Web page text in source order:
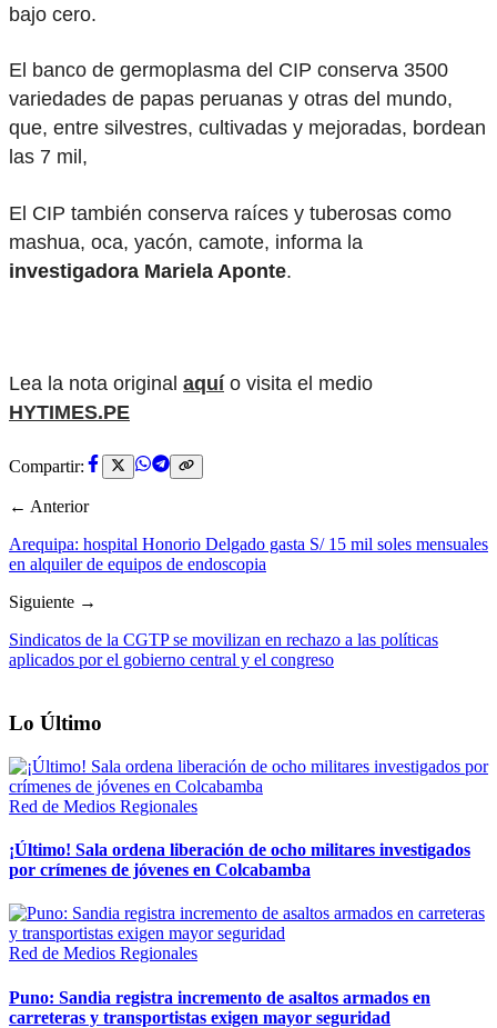
bajo cero.
El banco de germoplasma del CIP conserva 3500
variedades de papas peruanas y otras del mundo,
que, entre silvestres, cultivadas y mejoradas, bordean
las 7 mil,
El CIP también conserva raíces y tuberosas como
mashua, oca, yacón, camote, informa la
investigadora Mariela Aponte.
Lea la nota original aquí o visita el medio
HYTIMES.PE
Compartir:
← Anterior
Arequipa: hospital Honorio Delgado gasta S/ 15 mil soles mensuales
en alquiler de equipos de endoscopia
Siguiente →
Sindicatos de la CGTP se movilizan en rechazo a las políticas
aplicados por el gobierno central y el congreso
Lo Último
Red de Medios Regionales
¡Último! Sala ordena liberación de ocho militares investigados
por crímenes de jóvenes en Colcabamba
Red de Medios Regionales
Puno: Sandia registra incremento de asaltos armados en
carreteras y transportistas exigen mayor seguridad